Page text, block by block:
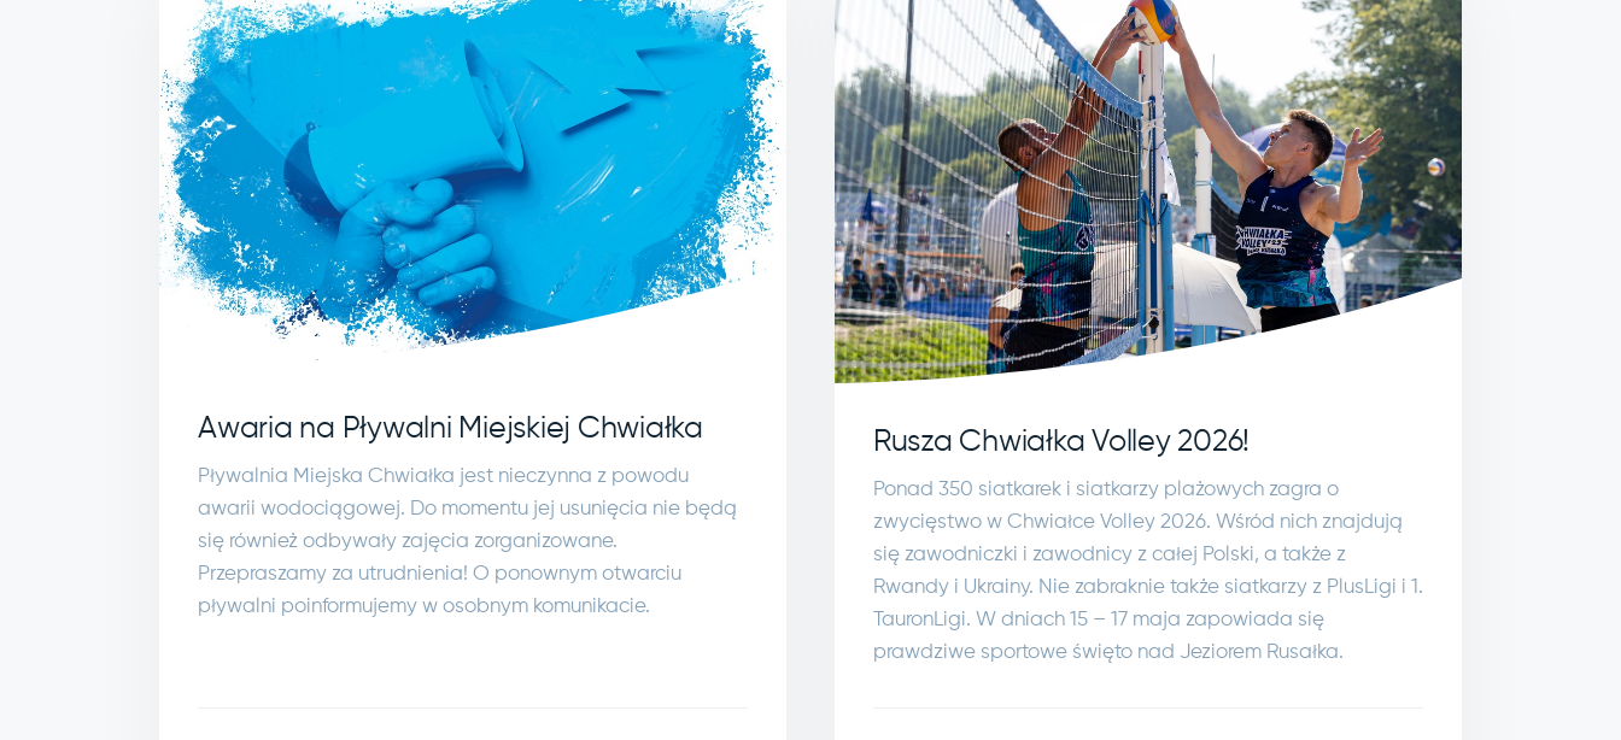
Awaria na Pływalni Miejskiej Chwiałka
Pływalnia Miejska Chwiałka jest nieczynna z powodu
awarii wodociągowej. Do momentu jej usunięcia nie będą
się również odbywały zajęcia zorganizowane.
Przepraszamy za utrudnienia! O ponownym otwarciu
pływalni poinformujemy w osobnym komunikacie.
Rusza Chwiałka Volley 2026!
Ponad 350 siatkarek i siatkarzy plażowych zagra o
zwycięstwo w Chwiałce Volley 2026. Wśród nich znajdują
się zawodniczki i zawodnicy z całej Polski, a także z
Rwandy i Ukrainy. Nie zabraknie także siatkarzy z PlusLigi i 1.
TauronLigi. W dniach 15 – 17 maja zapowiada się
prawdziwe sportowe święto nad Jeziorem Rusałka.